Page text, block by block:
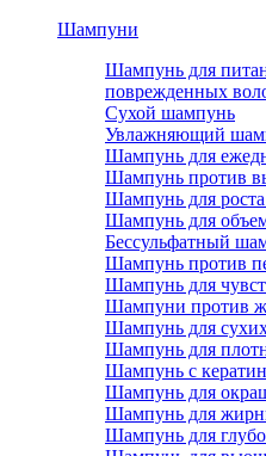
Шампуни
Шампунь для
поврежденных
Сухой шампунь
Увлажняющий
Шампунь для
Шампунь против
Шампунь для
Шампунь для
Бессульфатный
Шампунь против
Шампунь для
Шампуни против
Шампунь для
Шампунь для
Шампунь с
Шампунь для
Шампунь для
Шампунь для